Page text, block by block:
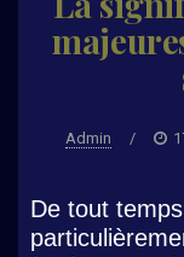
Admin /
De tout